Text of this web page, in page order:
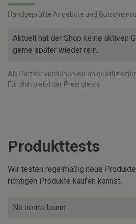
Handgeprüfte Angebote und
Aktuell hat der Shop keine aktiven
gerne später wieder rein.
Als Partner verdienen wir an
Für dich bleibt der Preis gleich.
Produkttests
Wir testen regelmäßig neue
richtigen Produkte kaufen kannst.
No items found.